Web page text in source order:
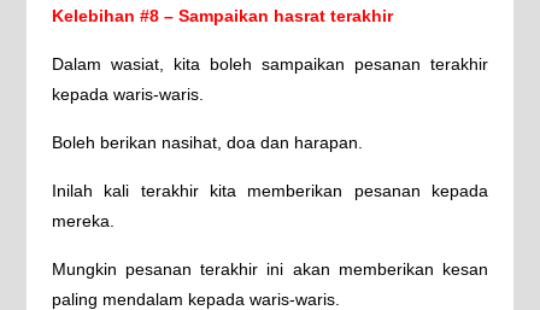
Kelebihan #8 – Sampaikan hasrat terakhir
Dalam wasiat, kita boleh sampaikan pesanan terakhir
kepada waris-waris.
Boleh berikan nasihat, doa dan harapan.
Inilah kali terakhir kita memberikan pesanan kepada
mereka.
Mungkin pesanan terakhir ini akan memberikan kesan
paling mendalam kepada waris-waris.